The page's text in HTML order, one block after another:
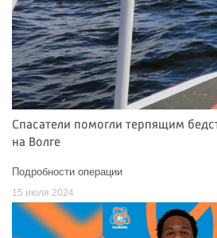
Спасатели помогли терпящим
на Волге
Подробности операции
15 июля 2024